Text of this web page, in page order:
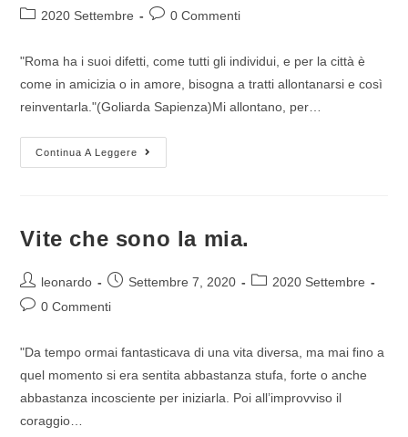
2020 Settembre
0 Commenti
"Roma ha i suoi difetti, come tutti gli individui, e per la città è
come in amicizia o in amore, bisogna a tratti allontanarsi e così
reinventarla."(Goliarda Sapienza)Mi allontano, per…
Continua A Leggere
Vite che sono la mia.
leonardo Settembre 7, 2020
2020 Settembre
0 Commenti
"Da tempo ormai fantasticava di una vita diversa, ma mai fino a
quel momento si era sentita abbastanza stufa, forte o anche
abbastanza incosciente per iniziarla. Poi all’improvviso il
coraggio…